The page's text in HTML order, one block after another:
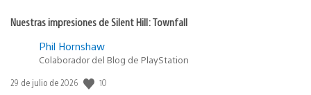
Nuestras impresiones de Silent Hill: Townfall
Phil Hornshaw
Colaborador del Blog de PlayStation
Fecha
29 de julio de 2026 10